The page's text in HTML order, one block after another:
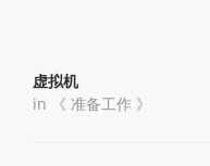
虚拟机
in 《 准备工作 》